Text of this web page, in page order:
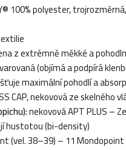
100% polyester,
z extrémně měkké a
(objímá a podpírá
maximální pohodlí a
CAP, nekovová ze skelného
nekovová APT PLUS –
hustotou (bi-density)
(vel. 38–39) – 11